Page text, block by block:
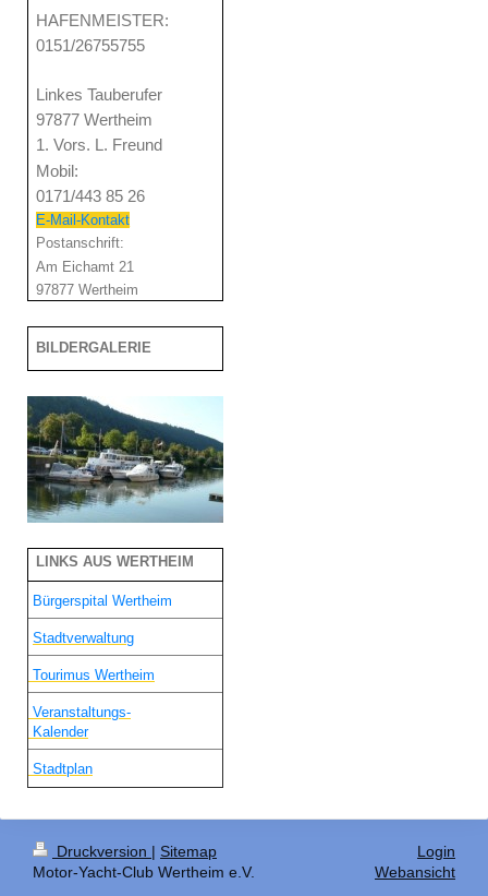
HAFENMEISTER:
0151/26755755
Linkes Tauberufer
97877 Wertheim
1. Vors. L. Freund
Mobil:
0171/443 85 26
E-Mail-Kontakt
Postanschrift:
Am Eichamt 21
97877 Wertheim
BILDERGALERIE
LINKS AUS WERTHEIM
Bürgerspital Wertheim
Stadtverwaltung
Tourimus Wertheim
Veranstaltungs-
Kalender
Stadtplan
Druckversion | Sitemap
Motor-Yacht-Club Wertheim e.V.
Login
Webansicht